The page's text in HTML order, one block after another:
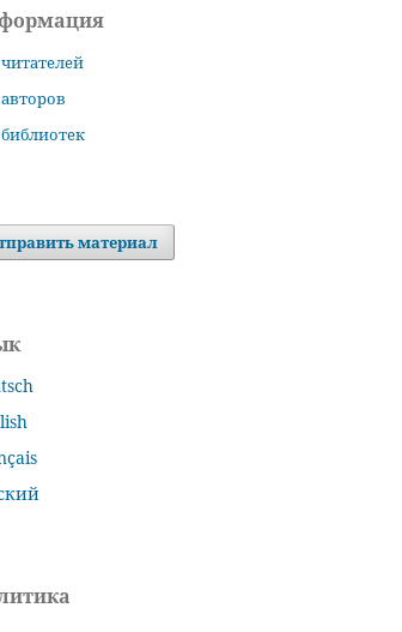
материал